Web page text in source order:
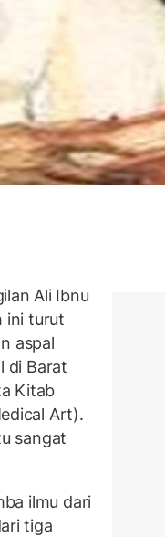
Ali Ibnu
ini turut
aspal
di Barat
Kitab
Art).
sangat
ilmu dari
tiga